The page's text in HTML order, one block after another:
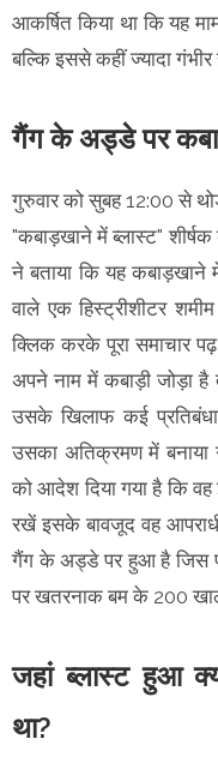
आकर्षित किया था कि यह
बल्कि इससे कहीं ज्यादा गंभीर
गैंग के अड्डे पर
गुरुवार को सुबह 12:00 से
"कबाड़खाने में ब्लास्ट"
ने बताया कि यह कबाड़खाने
वाले एक हिस्ट्रीशीटर
क्लिक करके पूरा समाचार
अपने नाम में कबाड़ी जोड़ा
उसके खिलाफ कई
उसका अतिक्रमण में बनाया
को आदेश दिया गया है कि वह
रखें इसके बावजूद वह
गैंग के अड्डे पर हुआ है जिस
पर खतरनाक बम के 200
जहां ब्लास्ट हुआ
था?